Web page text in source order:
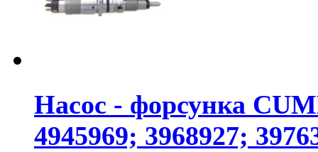
Насос - форсунка
4945969; 3968927;